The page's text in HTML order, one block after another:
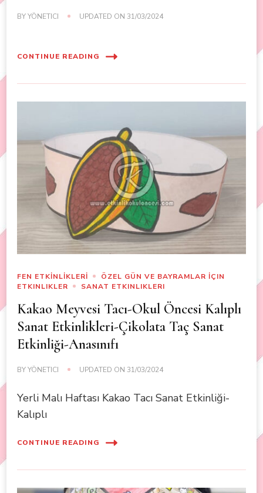
BYYÖNETICI UPDATED ON 31/03/2024
CONTINUE READING
FEN ETKİNLİKLERİ
ÖZEL GÜN VE BAYRAMLAR İÇIN
ETKINLIKLER
SANAT ETKINLIKLERI
Kakao Meyvesi Tacı-Okul Öncesi Kalıplı
Sanat Etkinlikleri-Çikolata Taç Sanat
Etkinliği-Anasınıfı
BYYÖNETICI UPDATED ON 31/03/2024
Yerli Malı Haftası Kakao Tacı Sanat Etkinliği-
Kalıplı
CONTINUE READING